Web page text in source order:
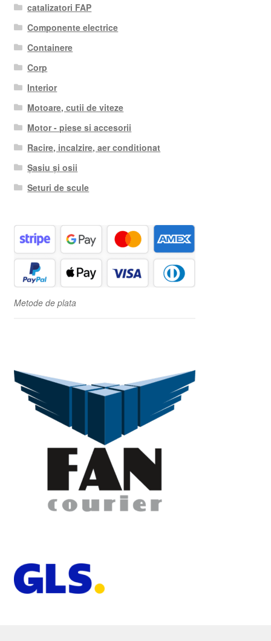
catalizatori FAP
Componente electrice
Containere
Corp
Interior
Motoare, cutii de viteze
Motor - piese si accesorii
Racire, incalzire, aer conditionat
Șasiu și osii
Seturi de scule
Metode de plata